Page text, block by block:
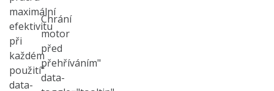
maximální
efektivitu
při
každém
použití"
data-
Chrání
motor
před
přehříváním"
data-